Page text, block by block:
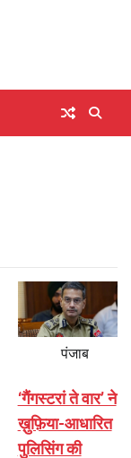
पंजाब
‘गैंगस्टरां ते वार’ ने
ख़ुफ़िया-आधारित
पुलिसिंग की